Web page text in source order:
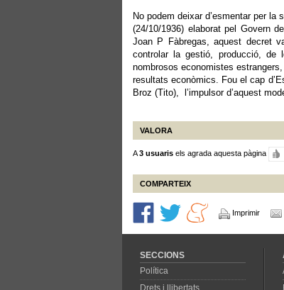
No podem deixar d’esmentar per
(24/10/1936) elaborat pel Govern
Joan P Fàbregas, aquest decret
controlar la gestió, producció, de
nombrosos economistes
resultats econòmics. Fou el cap
Broz (Tito), l’impulsor d’aquest
VALORA
A3 usuaris els agrada aquesta pàgina
COMPARTEIX
Imprimir
SECCIONS
Política
Drets i llibertats